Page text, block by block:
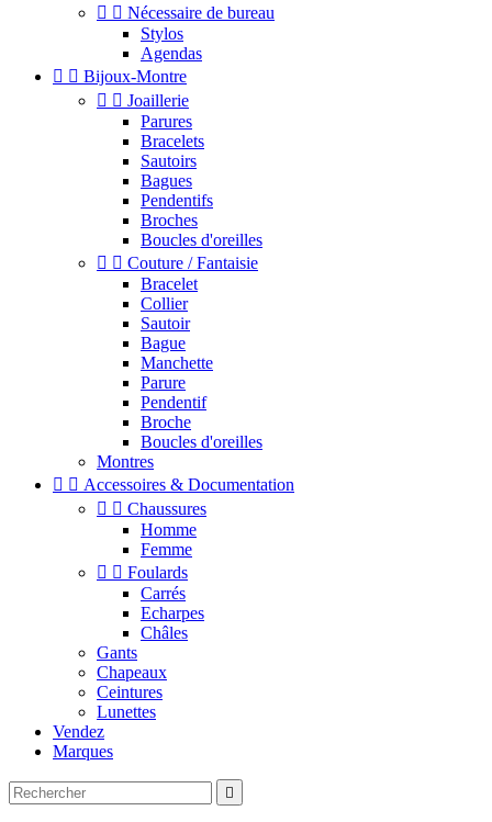
  Nécessaire de bureau
Stylos
Agendas
  Bijoux-Montre
  Joaillerie
Parures
Bracelets
Sautoirs
Bagues
Pendentifs
Broches
Boucles d'oreilles
  Couture / Fantaisie
Bracelet
Collier
Sautoir
Bague
Manchette
Parure
Pendentif
Broche
Boucles d'oreilles
Montres
  Accessoires & Documentation
  Chaussures
Homme
Femme
  Foulards
Carrés
Echarpes
Châles
Gants
Chapeaux
Ceintures
Lunettes
Vendez
Marques
